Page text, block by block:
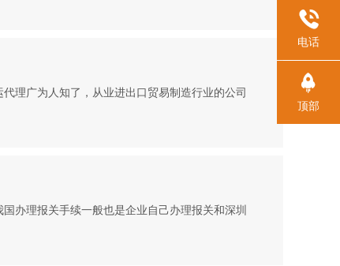
理广为人知了，从业进出口贸易制造行业的公司
办理报关手续一般也是企业自己办理报关和深圳

电话

顶部